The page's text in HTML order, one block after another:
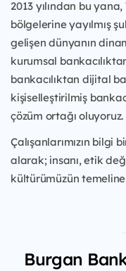
2013 yılından bu
bölgelerine yayılmış
gelişen dünyanın
kurumsal
bankacılıktan dijital
kişiselleştirilmiş
çözüm ortağı oluyoruz.
Çalışanlarımızın
alarak; insanı, etik
kültürümüzün temeline
Burgan